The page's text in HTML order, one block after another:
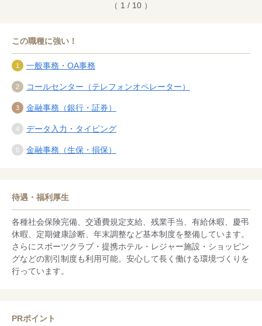
（ 1 / 10 ）
この職種に強い！
一般事務・OA事務
コールセンター（テレフォンオペレーター）
金融事務（銀行・証券）
データ入力・タイピング
金融事務（生保・損保）
待遇・福利厚生
各種社会保険完備、交通費規定支給、残業手当、有給休暇、慶弔
休暇、定期健康診断、年末調整など基本制度を整備しています。
さらにスポーツクラブ・提携ホテル・レジャー施設・ショッピン
グなどの割引制度も利用可能。安心して長く働ける環境づくりを
行っています。
PRポイント